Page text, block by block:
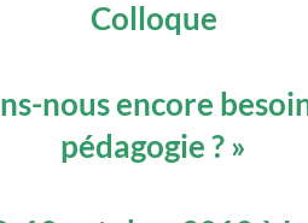
Colloque
nous encore
pédagogie ? »